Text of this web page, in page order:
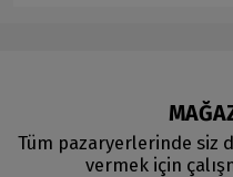
Tüm pazaryerlerinde siz
vermek için